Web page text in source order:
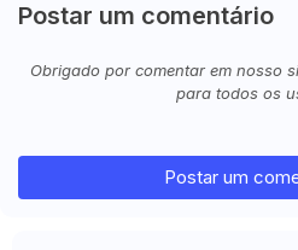
Postar um comentário
Obrigado por comentar em nosso
para todos os
Postar um